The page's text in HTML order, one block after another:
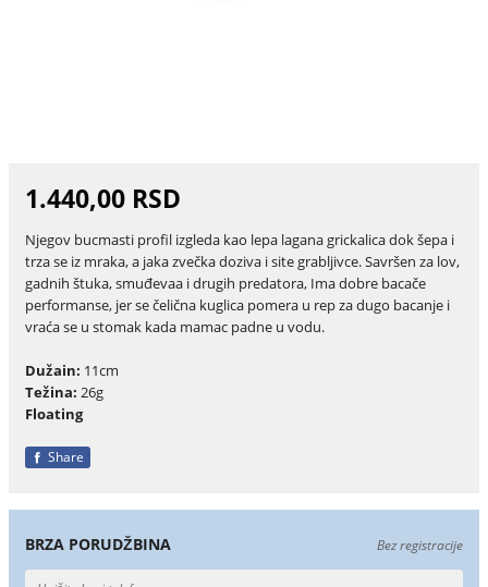
1.440,00 RSD
Njegov bucmasti profil izgleda kao lepa lagana grickalica dok šepa i
trza se iz mraka, a jaka zvečka doziva i site grabljivce. Savršen za lov,
gadnih štuka, smuđevaa i drugih predatora, Ima dobre bacače
performanse, jer se čelična kuglica pomera u rep za dugo bacanje i
vraća se u stomak kada mamac padne u vodu.
Dužain: 11cm
Težina: 26g
Floating
Share
BRZA PORUDŽBINA Bez registracije